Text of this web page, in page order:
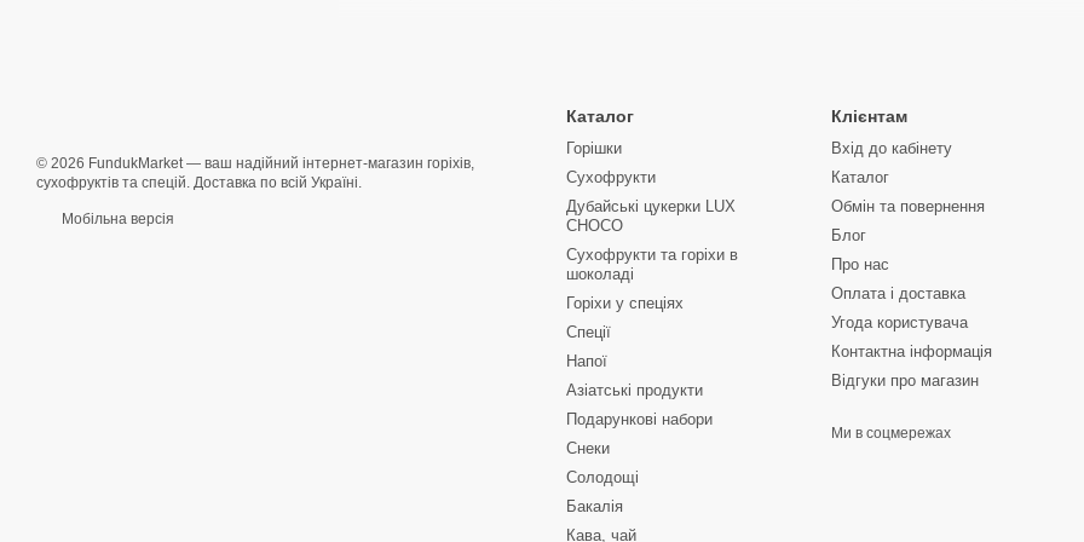
Макарони з твердих сортів пшениці (Durum):
користа паста, яка збереже форму під
Чому варто купувати макарони у FundukMarket?
Відбірні бренди та виробники:
ми пропонуємо лише перевірену продукцію високої
Збереження форми та смаку:наші макарони легко готуються до стану al dente,
Гнучкі умови замовлення:
можливість придбати товари як роздрібними пачками, так і
оперативно відправляємо замовлення по Києву та всім регіонам
макаронні виробиуFundukMarket , експериментуйте з соусами та
© 2026 FundukMarket — ваш надійний інтернет-магазин горіхів,
сухофруктів та спецій. Доставка по всій Україні.
Мобільна версія
Каталог
Горішки
Сухофрукти
Дубайські цукерки LUX
CHOCO
Сухофрукти та горіхи в
шоколаді
Горіхи у спеціях
Спеції
Напої
Азіатські продукти
Подарункові набори
Снеки
Солодощі
Бакалія
Кава, чай
Клієнтам
Вхід до кабінету
Каталог
Обмін та повернення
Блог
Про нас
Оплата і доставка
Угода користувача
Контактна інформація
Відгуки про магазин
Ми в соцмережах